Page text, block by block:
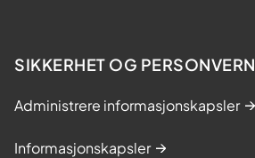
SIKKERHET OG PERSONVERN
Administrere informasjonskapsler
Informasjonskapsler